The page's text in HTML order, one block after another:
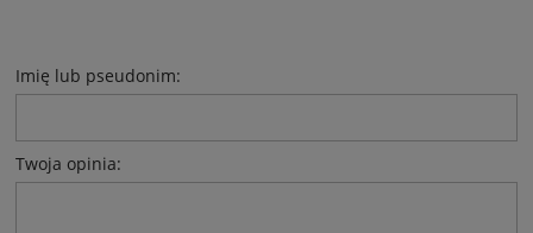
Imię lub pseudonim:
Twoja opinia: